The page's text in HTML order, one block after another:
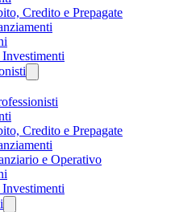
Credito e Prepagate
Credito e Prepagate
e Operativo